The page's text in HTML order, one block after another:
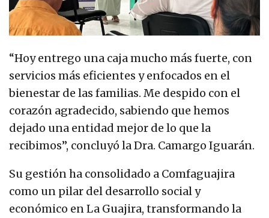
“Hoy entrego una caja mucho más fuerte, con
servicios más eficientes y enfocados en el
bienestar de las familias. Me despido con el
corazón agradecido, sabiendo que hemos
dejado una entidad mejor de lo que la
recibimos”, concluyó la Dra. Camargo Iguarán.
Su gestión ha consolidado a Comfaguajira
como un pilar del desarrollo social y
económico en La Guajira, transformando la